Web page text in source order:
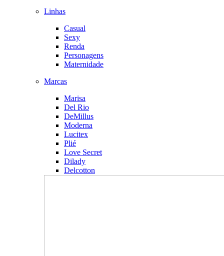
Linhas
Casual
Sexy
Renda
Personagens
Maternidade
Marcas
Marisa
Del Rio
DeMillus
Moderna
Lucitex
Plié
Love Secret
Dilady
Delcotton